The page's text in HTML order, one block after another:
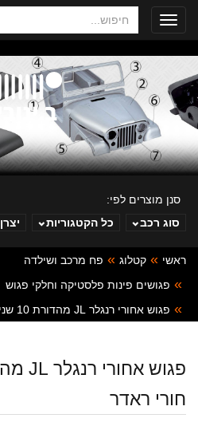
Toggle
navigation
סנן מוצרים לפי:
סוג רכב
כל הקטגוריות יצרן
ראשי קטלוג
פח מרכב ושילדה
פגושים פינות פלסטיקה וחלקי פגוש
פגוש אחורי רנגלר JL מהדורת 10 שנים עם חורי ראדר
חורי ראדר